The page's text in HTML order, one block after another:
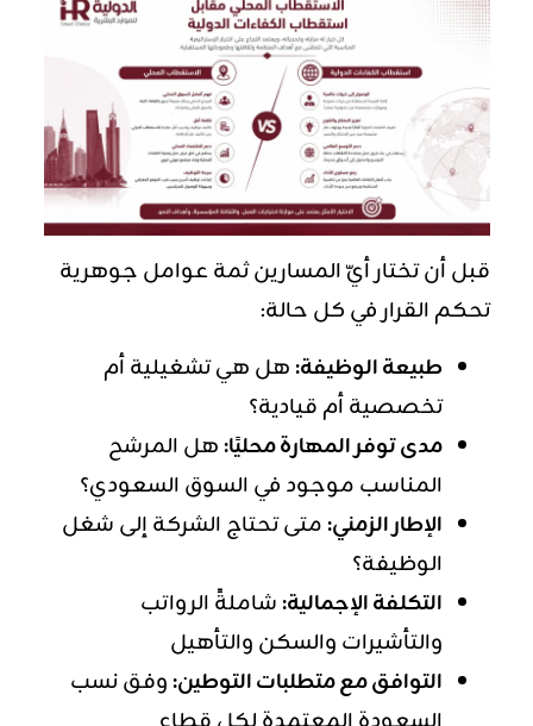
قبل أن تختار أيّ المسارين ثمة عوامل جوهرية
تحكم القرار في كل حالة:
طبيعة الوظيفة:هل هيتشغيليةأم
تخصصية أم قيادية؟
مدى توفر المهارة محليًا:هل المرشح
المناسب موجود في السوق السعودي؟
الإطار الزمني:متى تحتاج الشركة إلى شغل
الوظيفة؟
التكلفة الإجمالية:شاملةً الرواتب
والتأشيرات والسكن والتأهيل
التوافق مع متطلبات التوطين:وفق نسب